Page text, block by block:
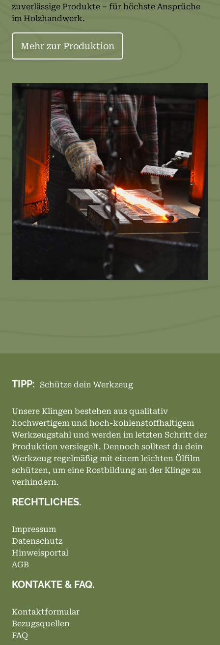
zuverlässige Produkte – für höchste Ansprüche
im Holzhandwerk.
Mehr zur Produktion
TIPP: Schütze dein Werkzeug
Unsere Klingen bestehen aus qualitativ
hochwertigem und hoch-kohlenstoffhaltigem
Werkzeugstahl und werden im letzten Schritt der
Produktion versiegelt. Dennoch solltest du dein
Werkzeug regelmäßig mit einem leichten Ölfilm
schützen, um eine Rostbildung an der Klinge zu
verhindern.
RECHTLICHES.
Impressum
Datenschutz
Hinweisportal
AGB
KONTAKTE & FAQ.
Kontaktformular
Bezugsquellen
FAQ